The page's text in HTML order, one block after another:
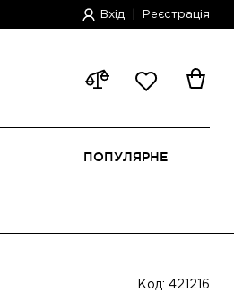
Вхід Реєстрація
ПОПУЛЯРНЕ
Код: 421216